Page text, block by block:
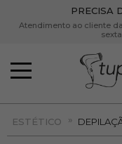
PRECISA
Atendimento ao cliente
ESTÉTICO »